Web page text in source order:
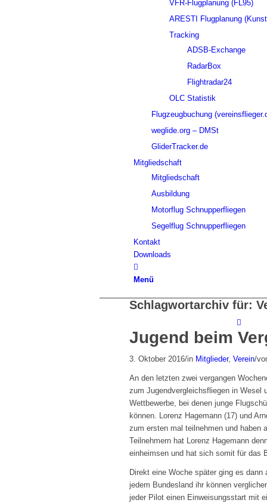
VFR-Flugplanung (FL95)
ARESTI Flugplanung
Tracking
ADSB-Exchange
RadarBox
Flightradar24
OLC Statistik
Flugzeugbuchung
weglide.org – DMSt
GliderTracker.de
Mitgliedschaft
Mitgliedschaft
Ausbildung
Motorflug Schnupperfliegen
Segelflug Schnupperfliegen
Kontakt
Downloads
Menü
Schlagwortarchiv für:
Jugend beim
3. Oktober 2016/in Mitglieder, Verein/
An den letzten zwei vergangen
zum Jugendvergleichsfliegen in Wesel
Wettbewerbe, bei denen junge
können. Lorenz Hagemann (17) und
zum ersten mal teilnehmen und haben
Teilnehmern hat Lorenz Hagemann
einheimsen und hat sich somit für das
Direkt eine Woche später ging es
jedem Bundesland ihr können
jeder Pilot einen Einweisungsstart mit